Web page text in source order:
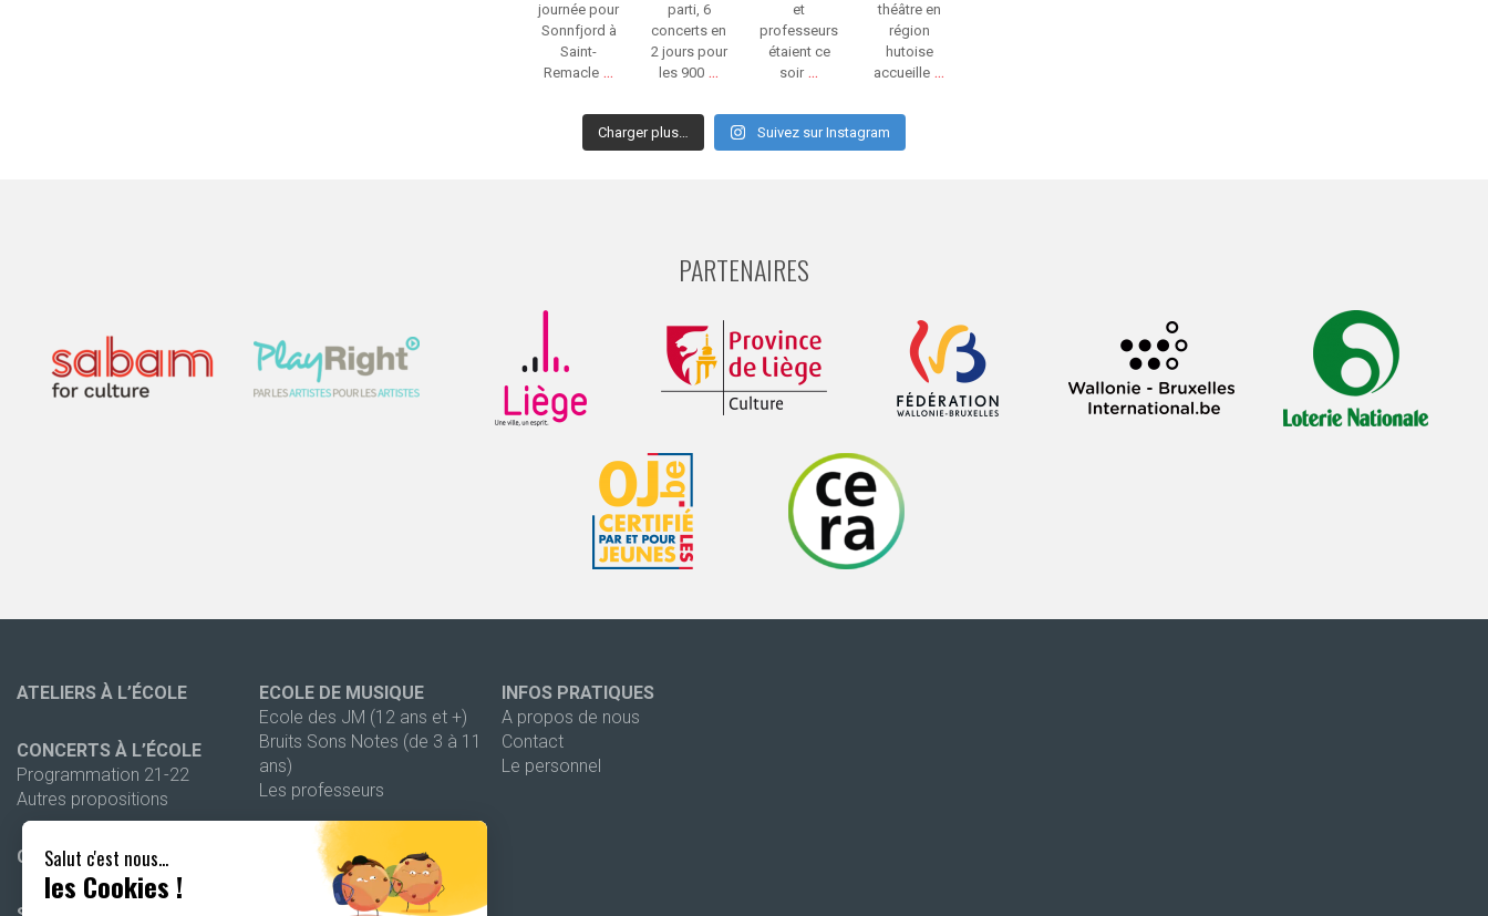
Salut c'est nous...
les Cookies !
journée pour
Sonnfjord à
Saint-
Remacle ...
parti, 6
concerts en
2 jours pour
les 900 ...
et
professeurs
étaient ce
soir ...
théâtre en
région
hutoise
accueille ...
Charger plus… Suivez sur Instagram
PARTENAIRES
ATELIERS À L’ÉCOLE
CONCERTS À L’ÉCOLE
Programmation 21-22
Autres propositions
CONCERTS PUBLICS
ECOLE DE MUSIQUE
Ecole des JM (12 ans et +)
Bruits Sons Notes (de 3 à 11
ans)
Les professeurs
OUTILS PÉDAGOGIQUES
Dossiers pédagogiques
Autres outils
INFOS PRATIQUES
A propos de nous
Contact
Le personnel